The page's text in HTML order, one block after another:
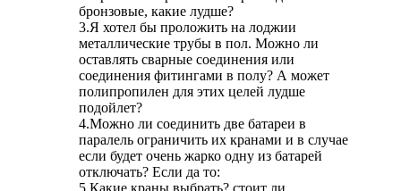
бронзовые, какие лудше?
3.Я хотел бы проложить на лоджии
металлические трубы в пол. Можно ли
оставлять сварные соединения или
соединения фитингами в полу? А может
полипропилен для этих целей лудше
подойлет?
4.Можно ли соединить две батареи в
паралель ограничить их кранами и в случае
если будет очень жарко одну из батарей
отключать? Если да то: